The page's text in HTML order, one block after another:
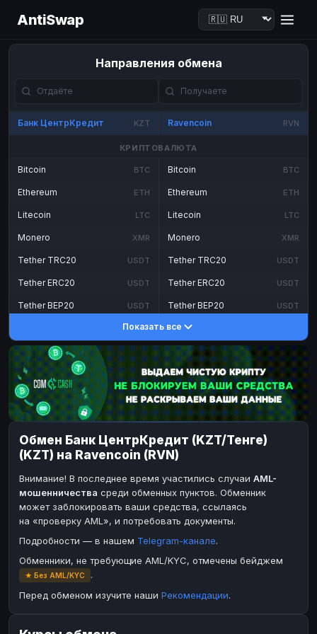
AntiSwap
Направления обмена
Банк ЦентрКредит KZT Ravencoin RVN
КРИПТОВАЛЮТА
Bitcoin BTC
Ethereum ETH
Litecoin LTC
Monero XMR
Tether TRC20 USDT
Tether ERC20 USDT
Tether BEP20 USDT
DASH
Toncoin TON
Dogecoin DOGE
TRX TRON
Bitcoin Cash BCH
BinanceCoin BEP20
Ether Classic
SOL
Ripple XRP
Bitcoin BTC
Ethereum ETH
Litecoin LTC
Monero XMR
Tether TRC20 USDT
Tether ERC20 USDT
Tether BEP20 USDT
DASH
Toncoin TON
Dogecoin DOGE
TRX TRON
Bitcoin Cash BCH
BinanceCoin
Ether Classic
Ripple
Paxum USD
Perfect Money
Payoneer USD
Paxum
Payoneer
Показать все
Обмен Банк ЦентрКредит (KZT/Тенге)
(KZT) на Ravencoin (RVN)
Внимание! В последнее время участились случаи AML-
мошенничества среди обменных пунктов. Обменник
может заблокировать ваши средства, ссылаясь
на «проверку AML», и потребовать документы.
Подробности — в нашем Telegram-канале.
Обменники, не требующие AML/KYC, отмечены бейджем
★ Без AML/KYC
.
Перед обменом изучите наши Рекомендации.